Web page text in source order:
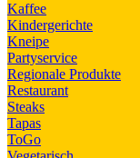
Kaffee
Kindergerichte
Kneipe
Partyservice
Regionale Produkte
Restaurant
Steaks
Tapas
ToGo